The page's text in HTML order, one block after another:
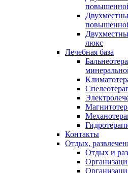
люкс
Лечебная база
Контакты
Отдых,
Отдых и